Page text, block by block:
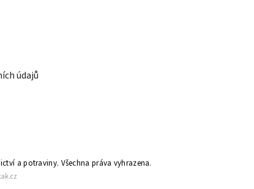
údajů
a potraviny. Všechna práva vyhrazena.